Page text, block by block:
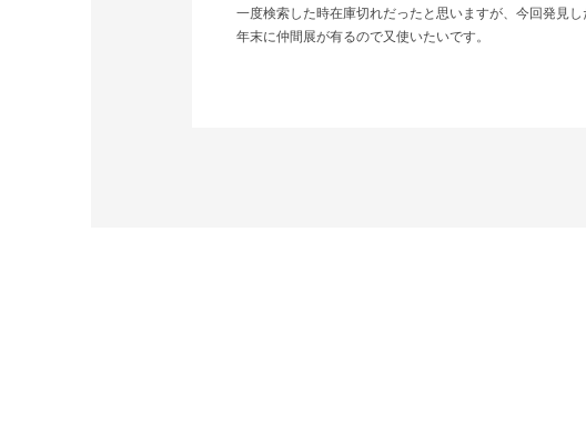
一度検索した時在庫切れだったと思いますが、今回発見し
年末に仲間展が有るので又使いたいです。